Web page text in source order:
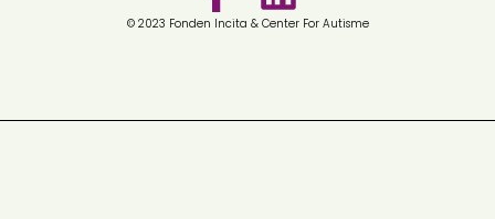
© 2023 Fonden Incita & Center For Autisme